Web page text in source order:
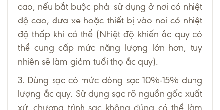
cao, nếu bắt buộc phải sử dụng ở nơi có nhiệt
độ cao, đưa xe hoặc thiết bị vào nơi có nhiệt
độ thấp khi có thể (Nhiệt độ khiến ắc quy có
thể cung cấp mức năng lượng lớn hơn, tuy
nhiên sẽ làm giảm tuổi thọ ắc quy).
3. Dùng sạc có mức dòng sạc 10%-15% dung
lượng ắc quy. Sử dụng sạc rõ nguồn gốc xuất
xứ, chương trình sạc không đúng có thể làm